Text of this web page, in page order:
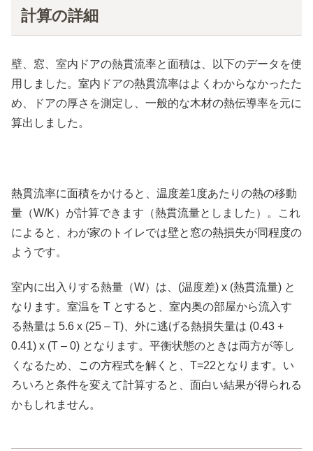
計算の詳細
壁、窓、室内ドアの熱貫流率と面積は、以下のデータを使
用しました。室内ドアの熱貫流率はよくわからなかったた
め、ドアの厚さを測定し、一般的な木材の熱伝導率を元に
算出しました。
熱貫流率に面積をかけると、温度差1度あたりの熱の移動
量（W/K）が計算できます（熱貫流量としました）。これ
によると、わが家のトイレでは壁と窓の熱損失が同程度の
ようです。
室内に出入りする熱量（W）は、(温度差) x (熱貫流量) と
なります。室温を T とすると、室内奥の部屋から流入す
る熱量は 5.6 x (25 – T)、外に逃げる熱損失量は (0.43 +
0.41) x (T – 0) となります。平衡状態のときは両方が等し
くなるため、この方程式を解くと、T=22となります。い
ろいろと条件を変えて計算すると、面白い結果が得られる
かもしれません。